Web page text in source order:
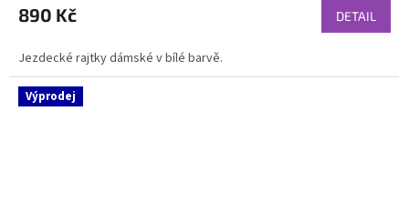
produktu
je
z
5
hvězdiček.
890 Kč DETAIL
Jezdecké rajtky dámské v bílé barvě.
Výprodej